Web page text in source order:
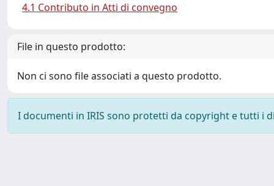
4.1 Contributo in Atti di convegno
File in questo prodotto:
Non ci sono file associati a questo prodotto.
I documenti in IRIS sono protetti da copyright e tutti i